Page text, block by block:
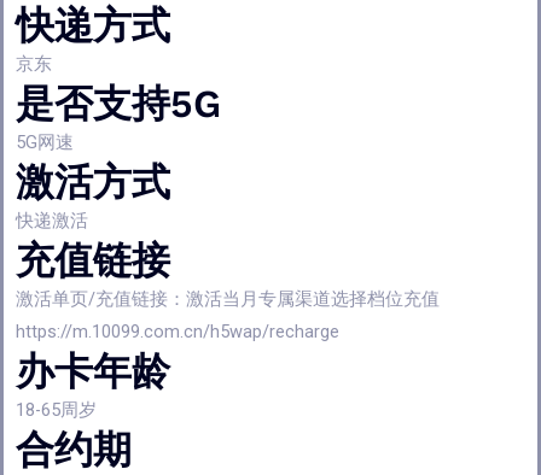
快递方式
京东
是否支持5G
5G网速
激活方式
快递激活
充值链接
激活单页/充值链接：激活当月专属渠道选择档位充值
https://m.10099.com.cn/h5wap/recharge
办卡年龄
18-65周岁
合约期